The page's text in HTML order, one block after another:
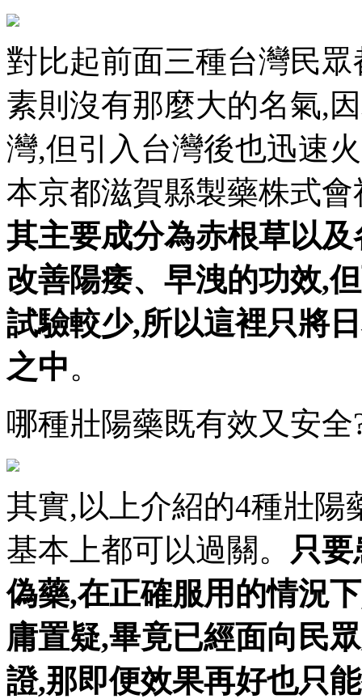
對比起前面三種台灣民
素則沒有那麼大的名氣,
灣,但引入台灣後也迅速
本京都滋賀縣製藥株式
其主要成分為赤根草以
改善陽痿、早洩的功效,
試驗較少,所以這裡只將
之中。
哪種壯陽藥既有效又安
其實,以上介紹的4種壯陽
基本上都可以過關。 只
偽藥,在正確服用的情況
庸置疑,畢竟已經面向民
證,那即便效果再好也只